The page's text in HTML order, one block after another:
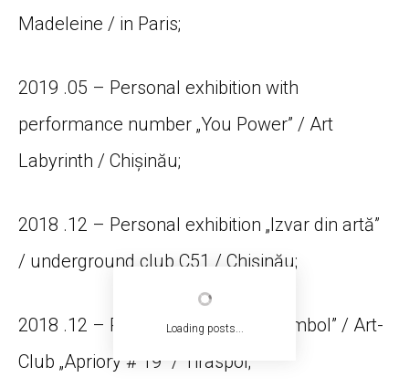
Loading posts...
Madeleine / in Paris;
2019 .05 – Personal exhibition with
performance number „You Power” / Art
Labyrinth / Chișinău;
2018 .12 – Personal exhibition „Izvar din artă”
/ underground club C51 / Chişinău;
2018 .12 – Personal exhibition „Symbol” / Art-
Club „Apriory # 19” / Tiraspol;